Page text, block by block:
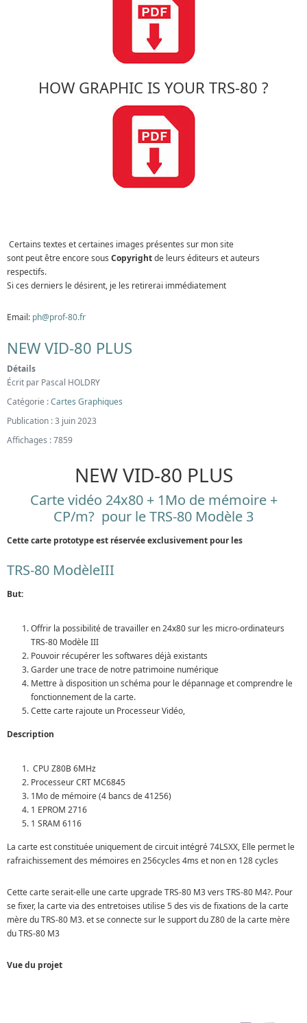
HOW GRAPHIC IS YOUR TRS-80 ?
Certains textes et certaines images présentes sur mon site
sont peut être encore sous Copyrightde leurs éditeurs et auteurs
respectifs.
Si ces derniers le désirent, je les retirerai immédiatement
Email: ph@prof-80.fr
NEW VID-80 PLUS
Détails
Écrit par Pascal HOLDRY
Catégorie :Cartes Graphiques
Publication : 3 juin 2023
Affichages : 7859
NEW VID-80 PLUS
Carte vidéo 24x80 + 1Mo de mémoire +
CP/m? pour le TRS-80 Modèle 3
Cette carte prototype est réservée exclusivement pour les
TRS-80 ModèleIII
But:
Offrir la possibilité de travailler en 24x80 sur les micro-ordinateurs
TRS-80 Modèle III
Pouvoir récupérer les softwares déjà existants
Garder une trace de notre patrimoine numérique
Mettre à disposition un schéma pour le dépannage et comprendre le
fonctionnement de la carte.
Cette carte rajoute un Processeur Vidéo,
Description
CPU Z80B 6MHz
Processeur CRT MC6845
1Mo de mémoire (4 bancs de 41256)
1 EPROM 2716
1 SRAM 6116
La carte est constituée uniquement de circuit intégré 74LSXX, Elle permet le
rafraichissement des mémoires en 256cycles 4ms et non en 128 cycles
Cette carte serait-elle une carte upgrade TRS-80 M3 vers TRS-80 M4?. Pour
se fixer, la carte via des entretoises utilise 5 des vis de fixations de la carte
mère du TRS-80 M3. et se connecte sur le support du Z80 de la carte mère
du TRS-80 M3
Vue du projet